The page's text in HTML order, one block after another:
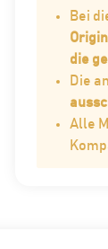
Bei
die
Die
Alle